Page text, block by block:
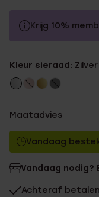
Krijg 10%
Zonder
Kleur sieraad: Zilver
Maatadvies
Vandaag
Vandaag nodig?
Achteraf betalen